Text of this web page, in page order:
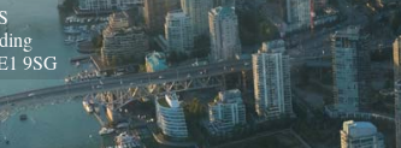
9SG